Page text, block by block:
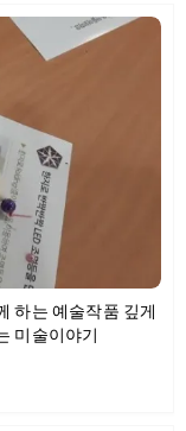
하는 예술작품 깊게
미술이야기